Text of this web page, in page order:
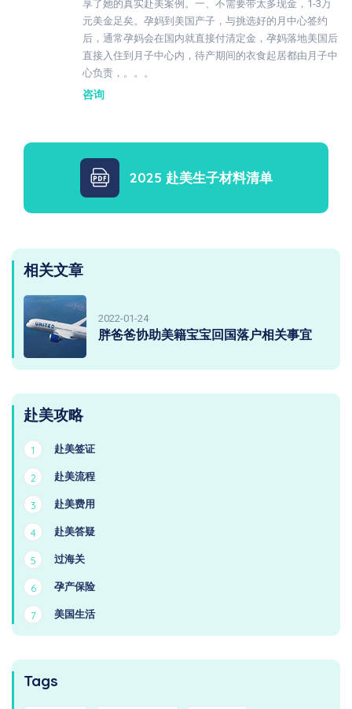
享了她的真实赴美案例。一、不需要带太多现金，1-3万
元美金足矣。孕妈到美国产子，与挑选好的月中心签约
后，通常孕妈会在国内就直接付清定金，孕妈落地美国后
直接入住到月子中心内，待产期间的衣食起居都由月子中
心负责，。。。
咨询
2025 赴美生子材料清单
相关文章
2022-01-24
胖爸爸协助美籍宝宝回国落户相关事宜
赴美攻略
1 赴美签证
2 赴美流程
3 赴美费用
4 赴美答疑
5 过海关
6 孕产保险
7 美国生活
Tags